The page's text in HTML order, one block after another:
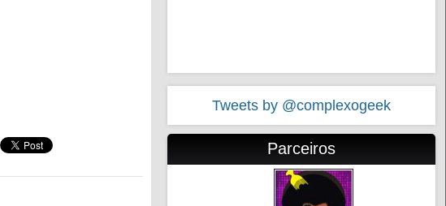
Tweets by @complexogeek
Parceiros